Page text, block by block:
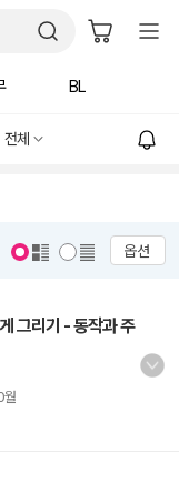
BL
전체
옵션
그리기 - 동작과 주
월